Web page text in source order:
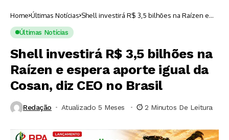
Home Últimas Notícias Shell investirá R$ 3,5 bilhões na Raízen e
espera aporte igual da Cosan, diz CEO no
Últimas Notícias
Shell investirá R$ 3,5 bilhões na
Raízen e espera aporte igual da
Cosan, diz CEO no Brasil
Redação Atualizado 5 Meses ⁮ 2 Minutos De Leitura